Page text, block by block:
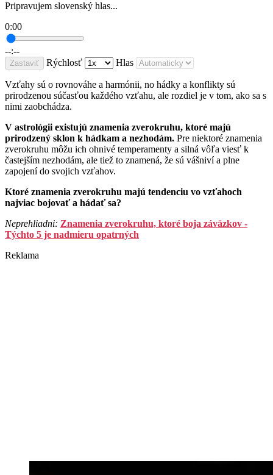
Pripravujem slovenský hlas...
0:00
--:--
Zastaviť Rýchlosť Hlas
Vzťahy sú o rovnováhe a harmónii, no hádky a konflikty sú
prirodzenou súčasťou každého vzťahu, ale rozdiel je v tom, ako sa s
nimi zaobchádza.
V astrológii existujú znamenia zverokruhu, ktoré majú
prirodzený sklon k hádkam a nezhodám. Pre niektoré znamenia
zverokruhu môžu ich ohnivé temperamenty a silná vôľa viesť k
častejším nezhodám, ale tiež to znamená, že sú vášniví a plne
zapojení do svojich vzťahov.
Ktoré znamenia zverokruhu majú tendenciu vo vzťahoch
najviac bojovať a hádať sa?
Neprehliadni: Znamenia zverokruhu, ktoré boja záväzkov -
Týchto 5 je nadmieru opatrných
Reklama